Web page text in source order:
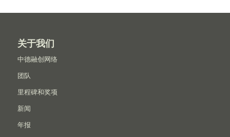
关于我们
中德融创网络
团队
里程碑和奖项
新闻
年报